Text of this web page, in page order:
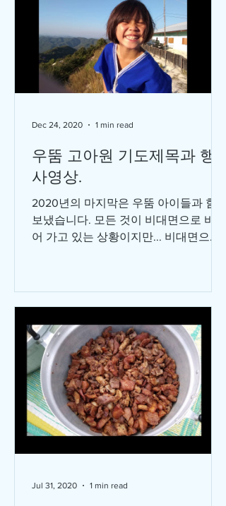
우뚬 고아원 기도제목과 행
사영상.
2020년의 마지막은 우뚬 아이들과 함께
보냈습니다. 모든 것이 비대면으로 바뀌
어 가고 있는 상황이지만... 비대면으로
얼마나...
Dec 24, 2020 1 min read
Jul 31, 2020 1 min read